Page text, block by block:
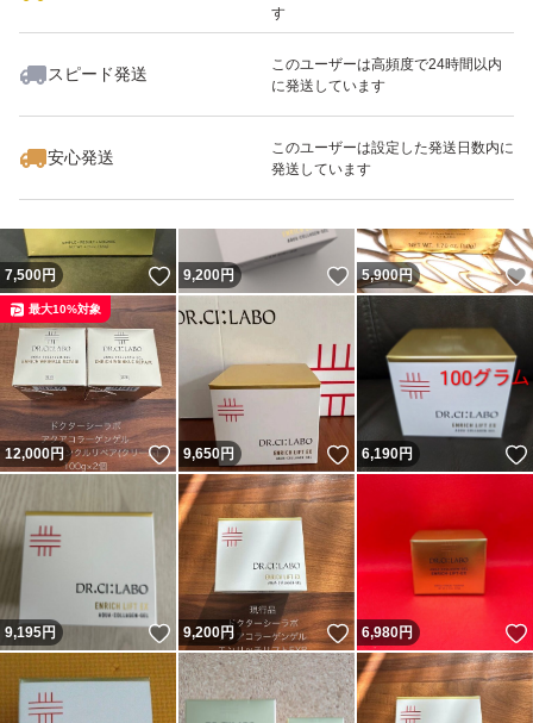
#ポイント消化
#エンリッチリフトEX200
#VC100エッセンスローションEX285
#ドクターシーラボ BBパーフェクトクリーム エンリッチ
リフト 30g
#ドクターシーラボ
#ドクターシーラボVC100ホットピールクレンジングゲル
#ドクターシーラボVC100エッセンスローションEX150ml
#ドクターシーラボVC100ゲル
#VC100シリーズ
#ドクターシーラボVC100エッセンスローションEX285ml
#ドクターシーラボ VC100エッセンスロションEX 285mL
ポンプタイプ
す
スピード発送
このユーザーは高頻度で24時間以内
に発送しています
安心発送
このユーザーは設定した発送日数内に
発送しています
いいね！
9,800
7,500円 いいね！
9,200円 いいね！
5,900円
12,000円 いいね！
最大10%対象
9,650円 いいね！
6,190円
9,195円 いいね！
9,200円 いいね！
6,980円